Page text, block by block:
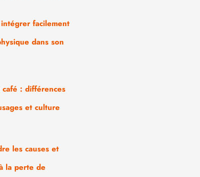
facilement
dans son
café : différences
et culture
les causes et
la perte de